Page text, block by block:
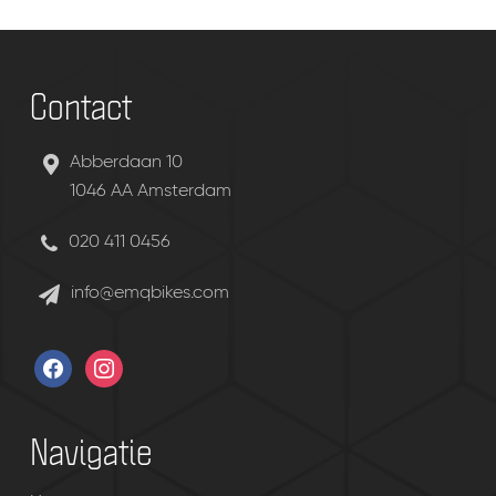
Contact
Abberdaan 10
1046 AA Amsterdam
020 411 0456
info@emqbikes.com
facebookinstagram
Navigatie